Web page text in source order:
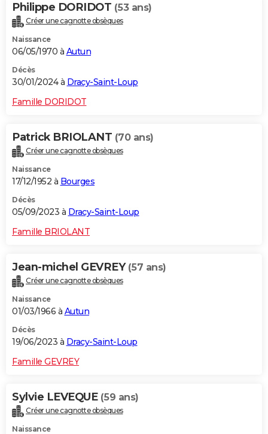
Philippe DORIDOT (53 ans)
Créer une cagnotte obsèques
Naissance
06/05/1970 à Autun
Décès
30/01/2024 à Dracy-Saint-Loup
Famille DORIDOT
Patrick BRIOLANT (70 ans)
Créer une cagnotte obsèques
Naissance
17/12/1952 à Bourges
Décès
05/09/2023 à Dracy-Saint-Loup
Famille BRIOLANT
Jean-michel GEVREY (57 ans)
Créer une cagnotte obsèques
Naissance
01/03/1966 à Autun
Décès
19/06/2023 à Dracy-Saint-Loup
Famille GEVREY
Sylvie LEVEQUE (59 ans)
Créer une cagnotte obsèques
Naissance